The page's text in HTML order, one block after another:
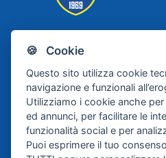
🍪 Cookie
Questo sito utilizza cookie
navigazione e funzionali
Utilizziamo i cookie anche
ed annunci, per facilitare le
funzionalità social e per
Puoi esprimere il tuo
Scafati Basket